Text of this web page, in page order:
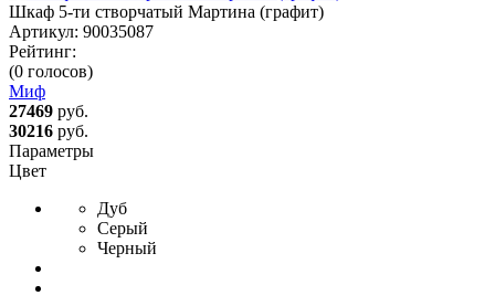
Шкаф 5-ти створчатый Мартина (графит)
Артикул: 90035087
Рейтинг:
(0 голосов)
Миф
27469 руб.
30216 руб.
Параметры
Цвет
Дуб
Серый
Черный